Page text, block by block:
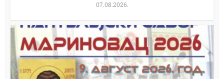
07.08.2026.